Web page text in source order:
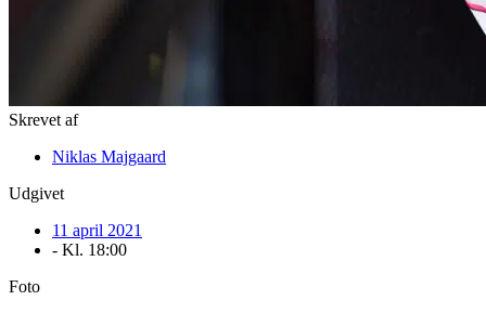
Skrevet af
Niklas Majgaard
Udgivet
11 april 2021
- Kl. 18:00
Foto